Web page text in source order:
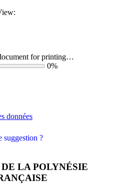
for printing…
0%
données
suggestion ?
LA POLYNÉSIE